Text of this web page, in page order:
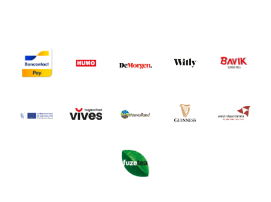
Image
Image Image Image Image
Image Image Image Image Image
Image